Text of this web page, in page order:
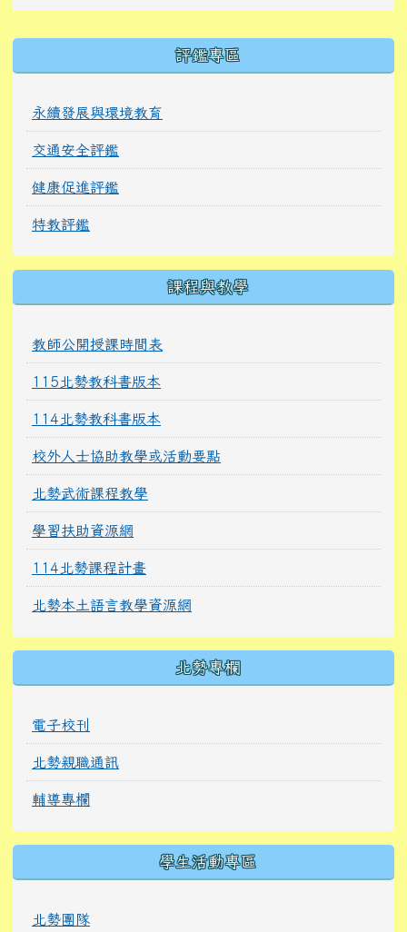
評鑑專區
永續發展與環境教育
交通安全評鑑
健康促進評鑑
特教評鑑
課程與教學
教師公開授課時間表
115北勢教科書版本
114北勢教科書版本
校外人士協助教學或活動要點
北勢武術課程教學
學習扶助資源網
114北勢課程計畫
北勢本土語言教學資源網
北勢專欄
電子校刊
北勢親職通訊
輔導專欄
學生活動專區
北勢團隊